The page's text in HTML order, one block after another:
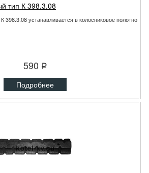
тип К 398.3.08
398.3.08 устанавливается в колосниковое полотно
590 q
Подробнее